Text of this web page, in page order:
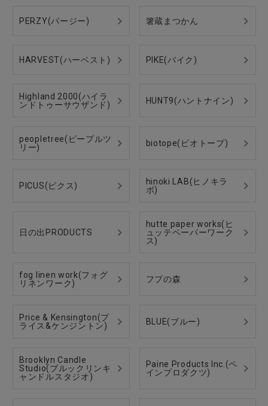
PERZY(パージー) 箸蔵まつかん
HARVEST(ハーベスト) PIKE(パイク)
Highland 2000(ハイラ
ンドトゥーサウザンド)
HUNT9(ハントナイン)
peopletree(ピープルツ
リー)
biotope(ビオトープ)
PICUS(ピクス)
hinoki LAB(ヒノキラ
ボ)
日の出PRODUCTS
hutte paper works(ヒ
ュッテペーパーワーク
ス)
fog linen work(フォグ
リネンワーク)
フプの森
Price & Kensington(プ
ライス&ケンジントン)
BLUE(ブルー)
Brooklyn Candle
Studio(ブルックリンキ
ャンドルスタジオ)
Paine Products Inc.(ペ
インプロダクツ)